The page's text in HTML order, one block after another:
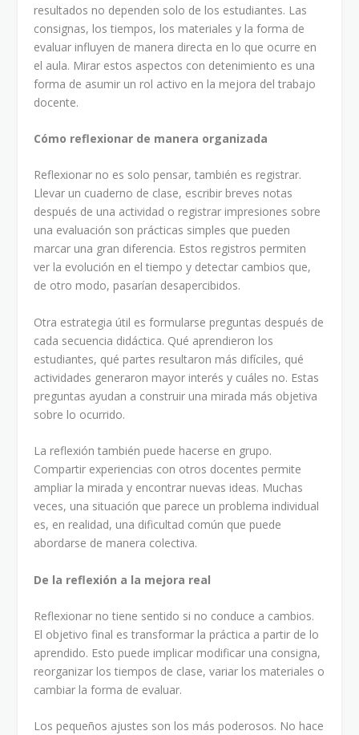
resultados no dependen solo de los estudiantes. Las
consignas, los tiempos, los materiales y la forma de
evaluar influyen de manera directa en lo que ocurre en
el aula. Mirar estos aspectos con detenimiento es una
forma de asumir un rol activo en la mejora del trabajo
docente.
Cómo reflexionar de manera organizada
Reflexionar no es solo pensar, también es registrar.
Llevar un cuaderno de clase, escribir breves notas
después de una actividad o registrar impresiones sobre
una evaluación son prácticas simples que pueden
marcar una gran diferencia. Estos registros permiten
ver la evolución en el tiempo y detectar cambios que,
de otro modo, pasarían desapercibidos.
Otra estrategia útil es formularse preguntas después de
cada secuencia didáctica. Qué aprendieron los
estudiantes, qué partes resultaron más difíciles, qué
actividades generaron mayor interés y cuáles no. Estas
preguntas ayudan a construir una mirada más objetiva
sobre lo ocurrido.
La reflexión también puede hacerse en grupo.
Compartir experiencias con otros docentes permite
ampliar la mirada y encontrar nuevas ideas. Muchas
veces, una situación que parece un problema individual
es, en realidad, una dificultad común que puede
abordarse de manera colectiva.
De la reflexión a la mejora real
Reflexionar no tiene sentido si no conduce a cambios.
El objetivo final es transformar la práctica a partir de lo
aprendido. Esto puede implicar modificar una consigna,
reorganizar los tiempos de clase, variar los materiales o
cambiar la forma de evaluar.
Los pequeños ajustes son los más poderosos. No hace